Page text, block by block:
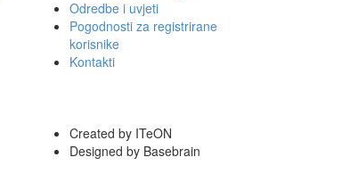
Odredbe i uvjeti
Pogodnosti za registrirane
korisnike
Kontakti
Created by ITeON
Designed by Basebrain